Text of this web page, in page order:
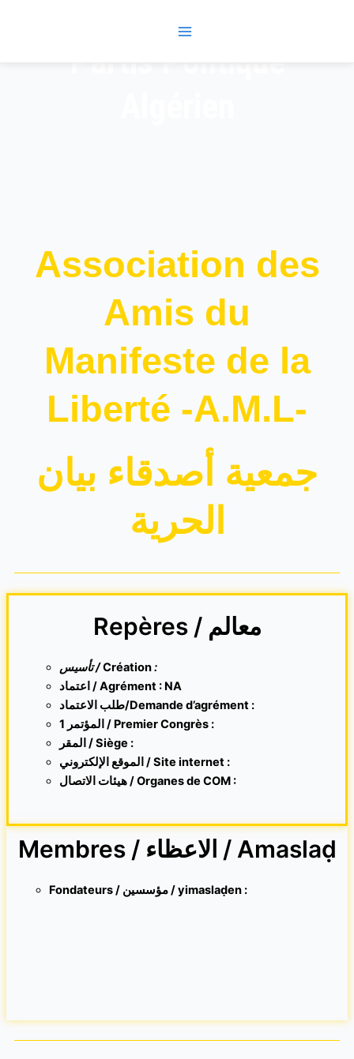
Association des
Amis du
Manifeste de la
Liberté -A.M.L-
جمعية أصدقاء بيان
الحرية
Repères / معالم
تأسيس /Création:
اعتماد / Agrément : NA
طلب الاعتماد/Demande d’agrément :
1 المؤتمر / Premier Congrès :
المقر /Siège :
الموقع الإلكتروني /Site internet:
هيئات الاتصال / Organes de COM :
Membres / الاعظاء / Amaslaḍ
Fondateurs / مؤسسين / yimaslaḍen :